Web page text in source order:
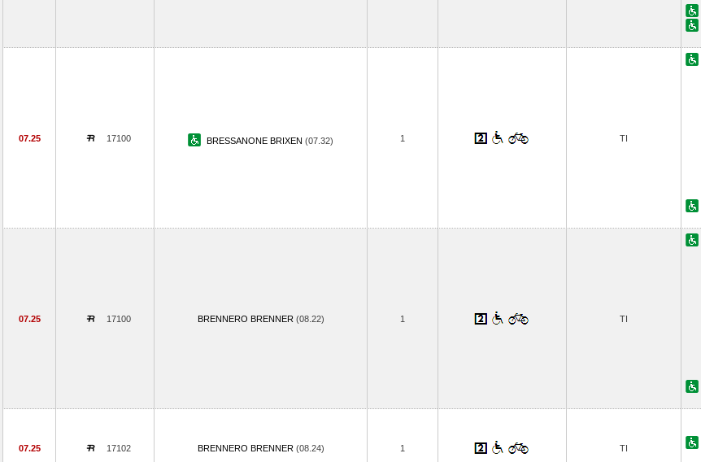
07.25 17100 BRESSANONE BRIXEN (07.32) 1 TI
07.25 17100 BRENNERO BRENNER (08.22) 1 TI
07.25 17102 BRENNERO BRENNER (08.24) 1 TI